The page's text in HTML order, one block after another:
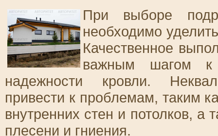
При выборе
необходимо
Качественное
важным шагом к
надежности кровли.
привести к проблемам, таким
внутренних стен и потолков,
плесени и гниения.